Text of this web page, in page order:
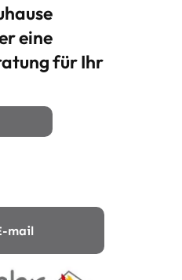
eine
für Ihr
mail